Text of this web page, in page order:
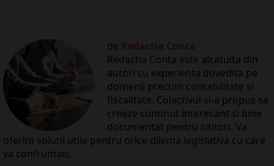
de Redactia Conta
Redactia Conta este alcatuita din
autori cu experienta dovedita pe
domenii precum contabilitate si
fiscalitate. Colectivul si-a propus sa
creeze continut interesant si bine
documentat pentru cititori. Va
oferim solutii utile pentru orice dilema legislativa cu care
va confruntati.